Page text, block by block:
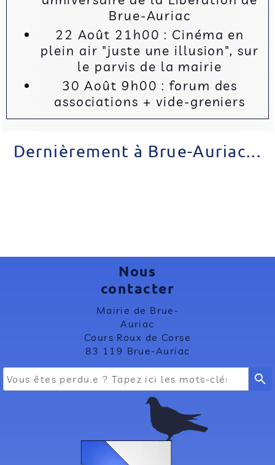
Brue-Auriac
22 Août 21h00 : Cinéma en
plein air "juste une illusion", sur
le parvis de la mairie
30 Août 9h00 : forum des
associations + vide-greniers
Dernièrement à Brue-Auriac...
Nous
contacter
Mairie de Brue-
Auriac
Cours Roux de Corse
83 119 Brue-Auriac
search